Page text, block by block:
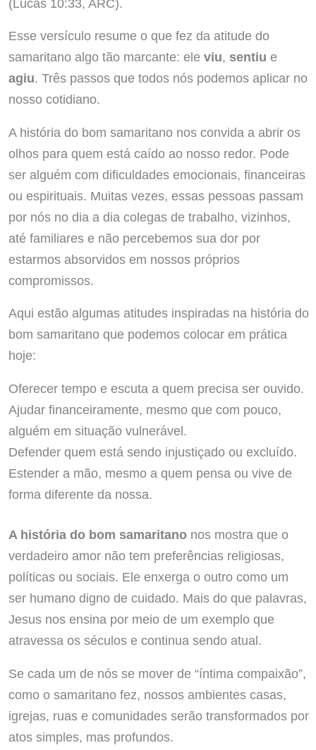
(Lucas 10:33, ARC).
Esse versículo resume o que fez da atitude do
samaritano algo tão marcante: ele viu, sentiu e
agiu. Três passos que todos nós podemos aplicar no
nosso cotidiano.
A história do bom samaritano nos convida a abrir os
olhos para quem está caído ao nosso redor. Pode
ser alguém com dificuldades emocionais, financeiras
ou espirituais. Muitas vezes, essas pessoas passam
por nós no dia a dia colegas de trabalho, vizinhos,
até familiares e não percebemos sua dor por
estarmos absorvidos em nossos próprios
compromissos.
Aqui estão algumas atitudes inspiradas na história do
bom samaritano que podemos colocar em prática
hoje:
Oferecer tempo e escuta a quem precisa ser ouvido.
Ajudar financeiramente, mesmo que com pouco,
alguém em situação vulnerável.
Defender quem está sendo injustiçado ou excluído.
Estender a mão, mesmo a quem pensa ou vive de
forma diferente da nossa.
A história do bom samaritanonos mostra que o
verdadeiro amor não tem preferências religiosas,
políticas ou sociais. Ele enxerga o outro como um
ser humano digno de cuidado. Mais do que palavras,
Jesus nos ensina por meio de um exemplo que
atravessa os séculos e continua sendo atual.
Se cada um de nós se mover de “íntima compaixão”,
como o samaritano fez, nossos ambientes casas,
igrejas, ruas e comunidades serão transformados por
atos simples, mas profundos.